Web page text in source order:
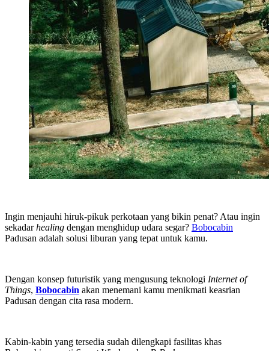
Ingin menjauhi hiruk-pikuk perkotaan yang bikin penat? Atau ingin
sekadarhealing dengan menghidup udara segar? Bobocabin
Padusan adalah solusi liburan yang tepat untuk kamu.
Dengan konsep futuristik yang mengusung teknologi Internet of
Things, Bobocabin akan menemani kamu menikmati keasrian
Padusan dengan cita rasa modern.
Kabin-kabin yang tersedia sudah dilengkapi fasilitas khas